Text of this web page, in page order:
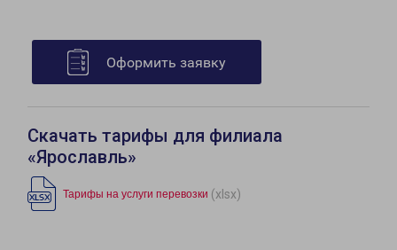
Оформить заявку
Скачать тарифы для филиала
«Ярославль»
Тарифы на услуги перевозки (xlsx)